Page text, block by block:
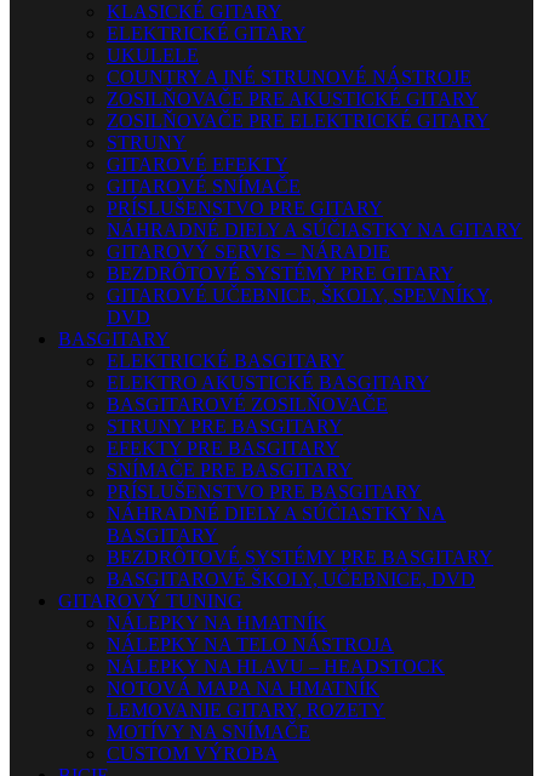
KLASICKÉ GITARY
ELEKTRICKÉ GITARY
UKULELE
COUNTRY A INÉ STRUNOVÉ NÁSTROJE
ZOSILŇOVAČE PRE AKUSTICKÉ GITARY
ZOSILŇOVAČE PRE ELEKTRICKÉ GITARY
STRUNY
GITAROVÉ EFEKTY
GITAROVÉ SNÍMAČE
PRÍSLUŠENSTVO PRE GITARY
NÁHRADNÉ DIELY A SÚČIASTKY NA GITARY
GITAROVÝ SERVIS – NÁRADIE
BEZDRÔTOVÉ SYSTÉMY PRE GITARY
GITAROVÉ UČEBNICE, ŠKOLY, SPEVNÍKY,
DVD
BASGITARY
ELEKTRICKÉ BASGITARY
ELEKTRO AKUSTICKÉ BASGITARY
BASGITAROVÉ ZOSILŇOVAČE
STRUNY PRE BASGITARY
EFEKTY PRE BASGITARY
SNÍMAČE PRE BASGITARY
PRÍSLUŠENSTVO PRE BASGITARY
NÁHRADNÉ DIELY A SÚČIASTKY NA
BASGITARY
BEZDRÔTOVÉ SYSTÉMY PRE BASGITARY
BASGITAROVÉ ŠKOLY, UČEBNICE, DVD
GITAROVÝ TUNING
NÁLEPKY NA HMATNÍK
NÁLEPKY NA TELO NÁSTROJA
NÁLEPKY NA HLAVU – HEADSTOCK
NOTOVÁ MAPA NA HMATNÍK
LEMOVANIE GITARY, ROZETY
MOTÍVY NA SNÍMAČE
CUSTOM VÝROBA